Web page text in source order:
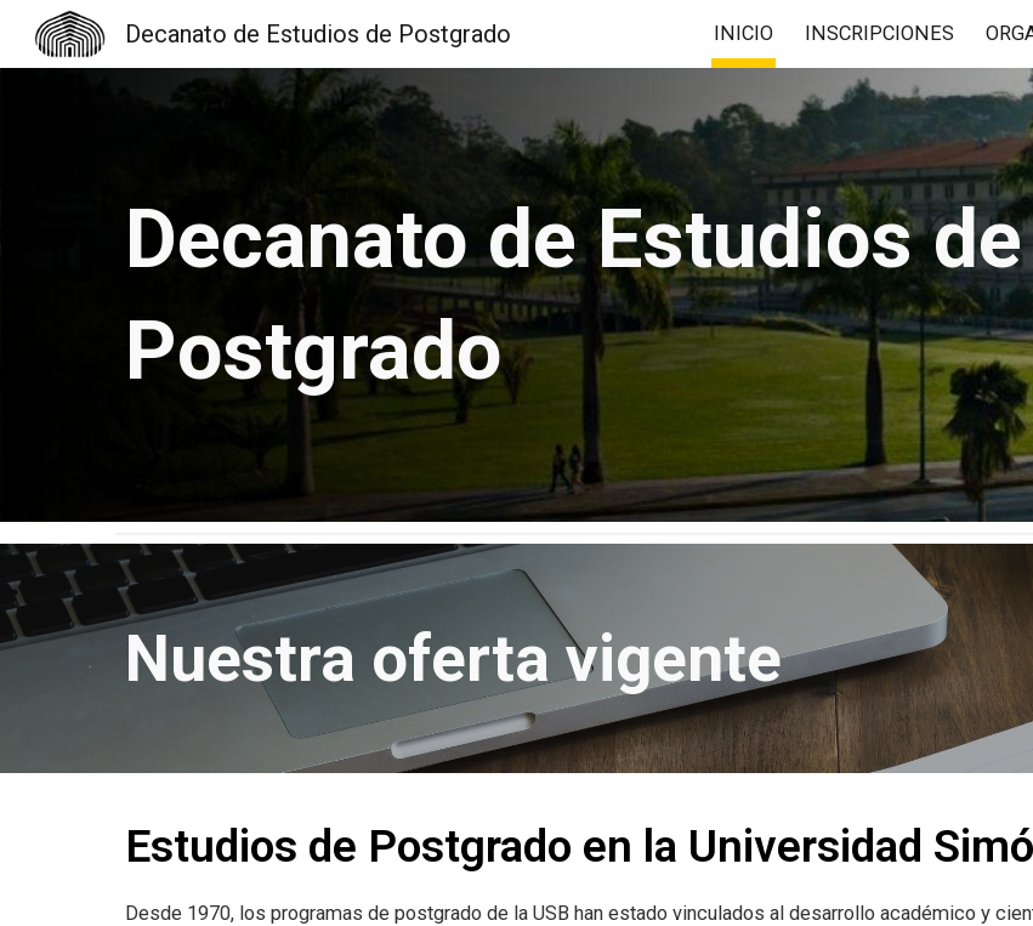
Skip to
Decanato de Estudios de Postgrado INICIO INSCRIPCIONES
Decanato de Estudios de
Postgrado
Nuestra oferta vigente
Estudios de Postgrado en la Universidad
Desde 1970, los programas de postgrado de la USB han estado vinculados al desarrollo académico y